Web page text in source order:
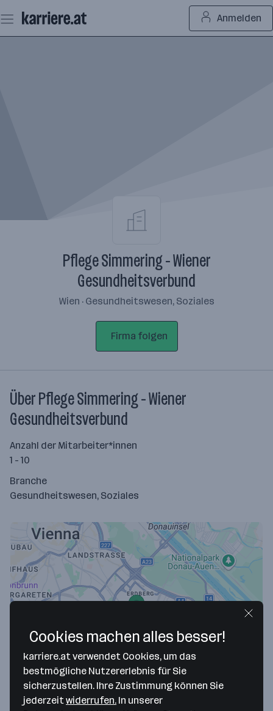
Seiteninhalt
springen
Anmelden
Pflege Simmering - Wiener
Gesundheitsverbund
Wien · Gesundheitswesen, Soziales
Firma folgen
Über Pflege Simmering - Wiener
Gesundheitsverbund
Anzahl der Mitarbeiter*innen
1 - 10
Branche
Gesundheitswesen, Soziales
Map data ©2026 Google
Pflege Simmering - Wiener
Gesundheitsverbund
Cookies machen alles besser!
karriere.at verwendet Cookies, um das
bestmögliche Nutzererlebnis für Sie
sicherzustellen. Ihre Zustimmung können Sie
jederzeit widerrufen. In unserer